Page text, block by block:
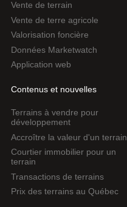
Vente de terrain
Vente de terre agricole
Valorisation foncière
Données Marketwatch
Application web
Contenus et nouvelles
Terrains à vendre pour
développement
Accroître la valeur d'un terrain
Courtier immobilier pour un
terrain
Transactions de terrains
Prix des terrains au Québec